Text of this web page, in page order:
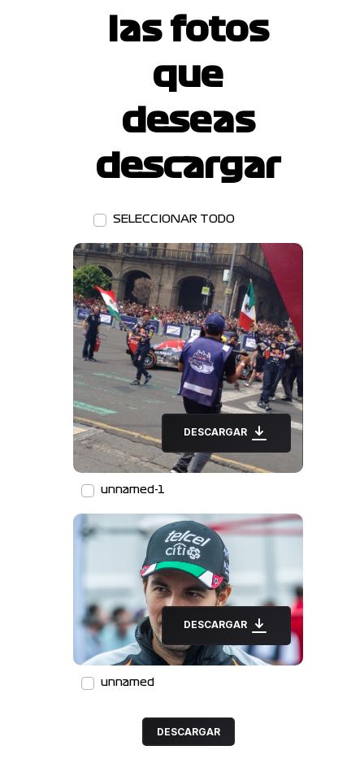
las fotos
que
deseas
descargar
SELECCIONAR TODO
DESCARGAR
unnamed-1
DESCARGAR
unnamed
DESCARGAR